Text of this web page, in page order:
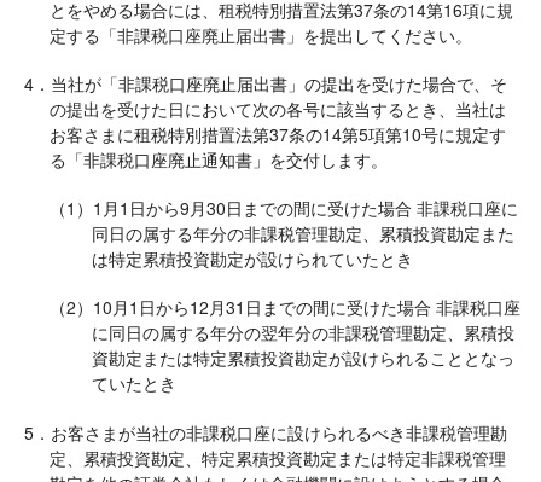
とをやめる場合には、租税特別措置法第37条の14第16項に規
定する「非課税口座廃止届出書」を提出してください。
4．当社が「非課税口座廃止届出書」の提出を受けた場合で、そ
の提出を受けた日において次の各号に該当するとき、当社は
お客さまに租税特別措置法第37条の14第5項第10号に規定す
る「非課税口座廃止通知書」を交付します。
（1）1月1日から9月30日までの間に受けた場合 非課税口座に
同日の属する年分の非課税管理勘定、累積投資勘定また
は特定累積投資勘定が設けられていたとき
（2）10月1日から12月31日までの間に受けた場合 非課税口座
に同日の属する年分の翌年分の非課税管理勘定、累積投
資勘定または特定累積投資勘定が設けられることとなっ
ていたとき
5．お客さまが当社の非課税口座に設けられるべき非課税管理勘
定、累積投資勘定、特定累積投資勘定または特定非課税管理